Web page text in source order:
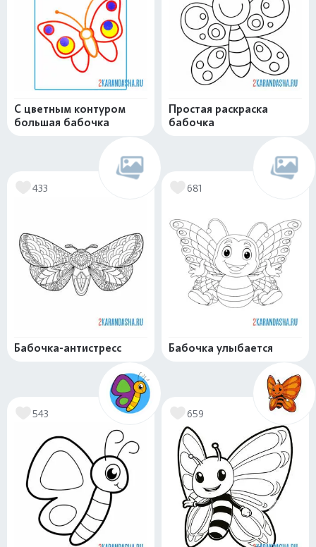
С цветным контуром
большая бабочка
Простая раскраска
бабочка
433
Бабочка-антистресс
681
Бабочка улыбается
543 659